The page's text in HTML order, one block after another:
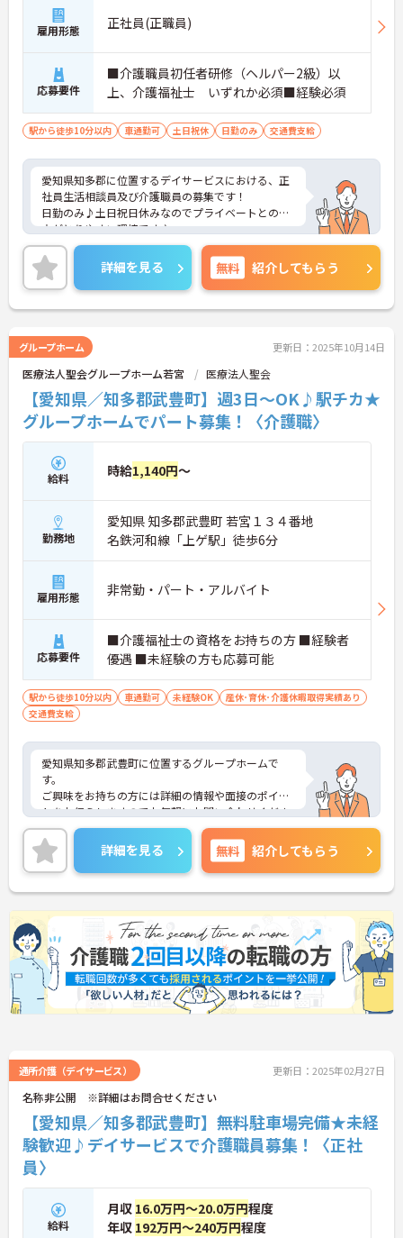
雇用形態 正社員(正職員)
応募要件
■介護職員初任者研修（ヘルパー2級）以
上、介護福祉士 いずれか必須■経験必須
駅から徒歩10分以内 車通勤可 土日祝休 日勤のみ 交通費支給
愛知県知多郡に位置するデイサービスにおける、正
社員生活相談員及び介護職員の募集です！
日勤のみ♪土日祝日休みなのでプライベートとの両
立がとりやすい環境です♪
ご興味ある方には、面接対策ポイントなど、さらに
詳細をお話しいたしますのでお気軽にご相談くださ
い。
詳細を見る 無料 紹介してもらう
グループホーム 更新日：2025年10月14日
医療法人聖会グル一プホ一ム若宮 医療法人聖会
【愛知県／知多郡武豊町】週3日～OK♪駅チカ★
グループホームでパート募集！〈介護職〉
給料 時給1,140円～
勤務地
愛知県 知多郡武豊町 若宮１３４番地
名鉄河和線「上ゲ駅」徒歩6分
雇用形態 非常勤・パート・アルバイト
応募要件
■介護福祉士の資格をお持ちの方 ■経験者
優遇 ■未経験の方も応募可能
駅から徒歩10分以内 車通勤可 未経験OK
産休･育休･介護休暇取得実績あり
交通費支給
愛知県知多郡武豊町に位置するグループホームで
す。
ご興味をお持ちの方には詳細の情報や面接のポイン
トをお伝えしますのでお気軽にお問い合わせくださ
いませ。
詳細を見る 無料 紹介してもらう
通所介護（デイサービス） 更新日：2025年02月27日
名称非公開 ※詳細はお問合せください
【愛知県／知多郡武豊町】無料駐車場完備★未経
験歓迎♪デイサービスで介護職員募集！〈正社
員〉
給料
月収 16.0万円～20.0万円程度
年収 192万円～240万円程度